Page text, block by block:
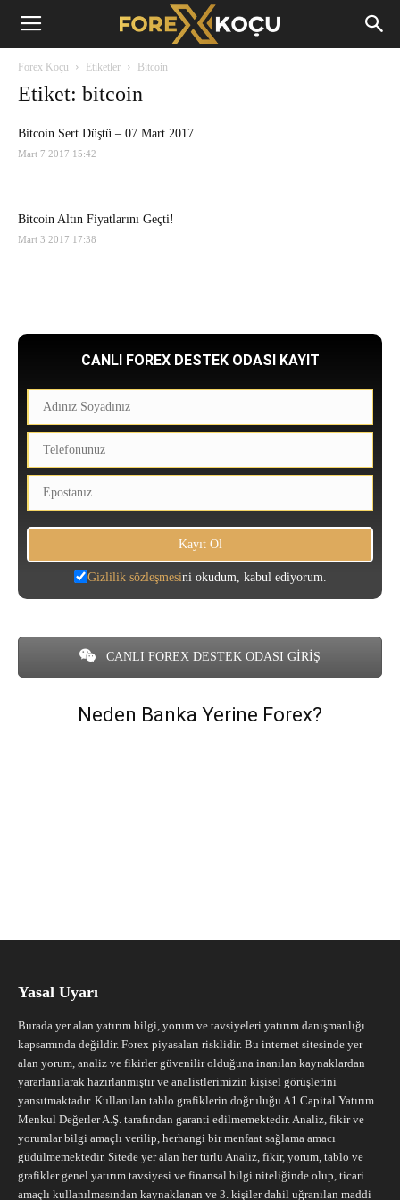
Forex
Forex Koçu Etiketler Bitcoin
Etiket: bitcoin
Bitcoin Sert Düştü – 07 Mart 2017
Mart 7 2017 15:42
Bitcoin Altın Fiyatlarını Geçti!
Mart 3 2017 17:38
CANLI FOREX DESTEK ODASI KAYIT
Gizlilik sözleşmesini okudum, kabul ediyorum.
CANLI FOREX DESTEK ODASI GİRİŞ
Neden Banka Yerine Forex?
Yasal Uyarı
Burada yer alan yatırım bilgi, yorum ve tavsiyeleri yatırım danışmanlığı
kapsamında değildir. Forex piyasaları risklidir. Bu internet sitesinde yer
alan yorum, analiz ve fikirler güvenilir olduğuna inanılan kaynaklardan
yararlanılarak hazırlanmıştır ve analistlerimizin kişisel görüşlerini
yansıtmaktadır. Kullanılan tablo grafiklerin doğruluğu A1 Capital Yatırım
Menkul Değerler A.Ş. tarafından garanti edilmemektedir. Analiz, fikir ve
yorumlar bilgi amaçlı verilip, herhangi bir menfaat sağlama amacı
güdülmemektedir. Sitede yer alan her türlü Analiz, fikir, yorum, tablo ve
grafikler genel yatırım tavsiyesi ve finansal bilgi niteliğinde olup, ticari
amaçlı kullanılmasından kaynaklanan ve 3. kişiler dahil uğranılan maddi